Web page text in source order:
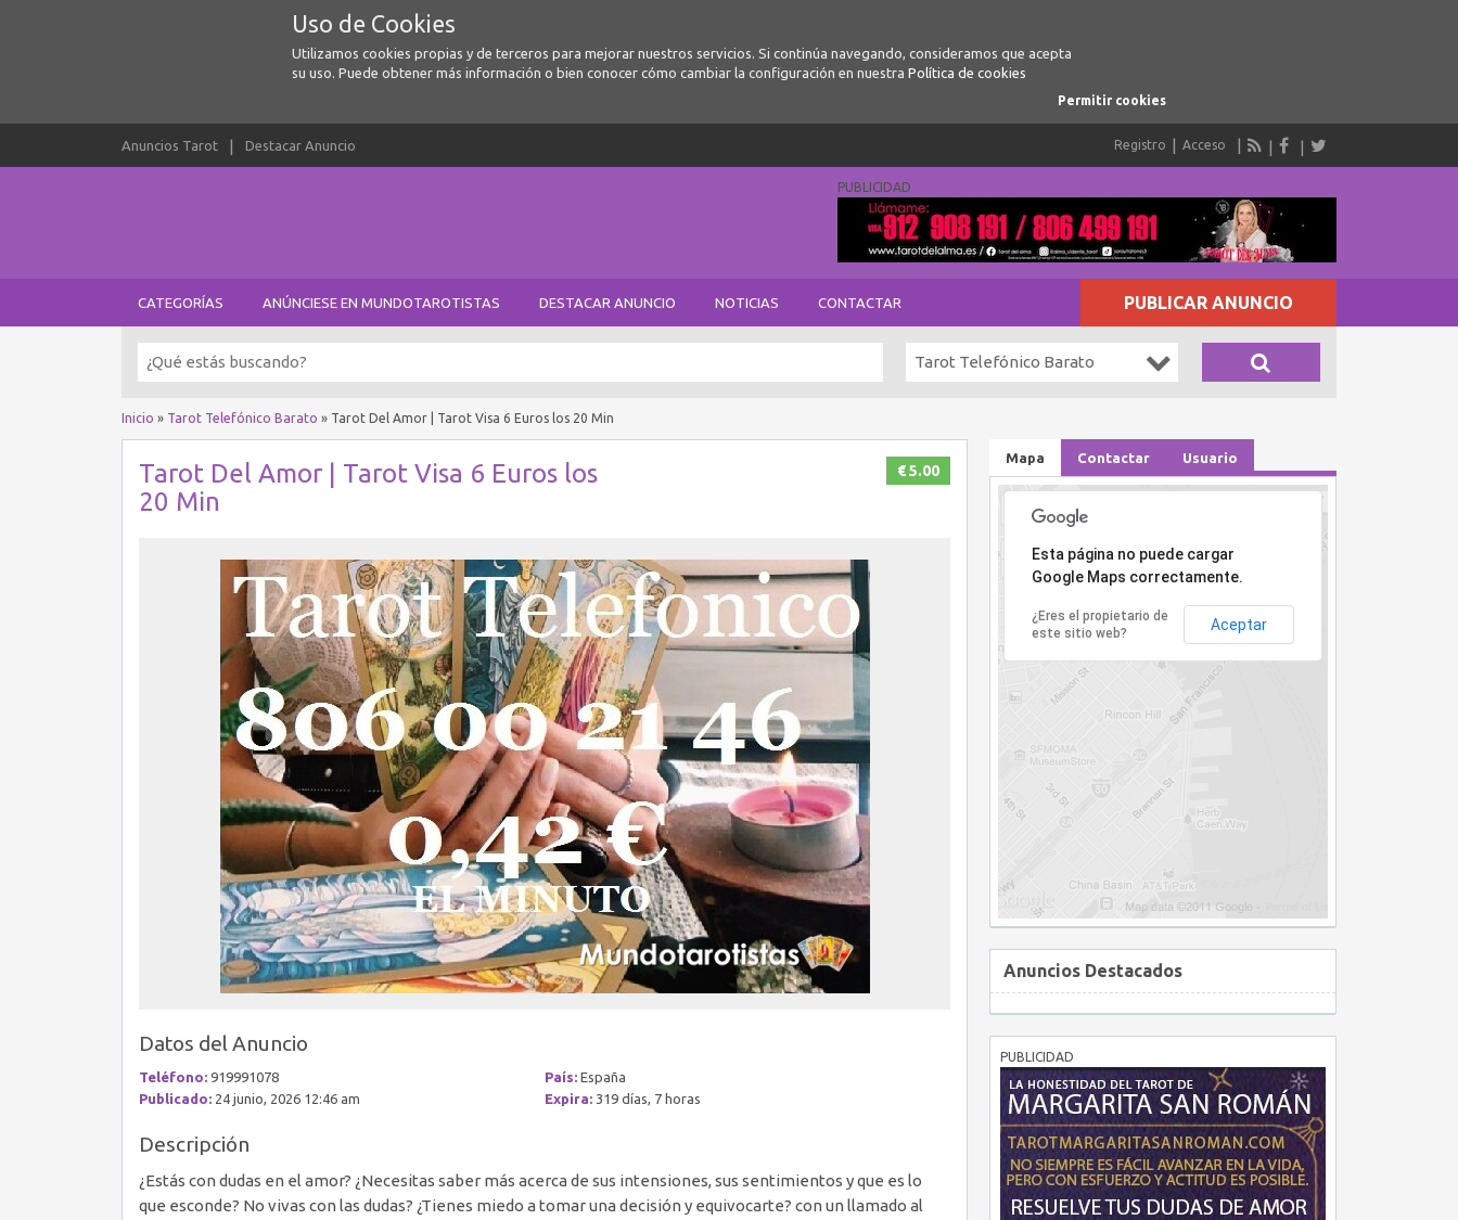
Uso de Cookies
Utilizamos cookies propias y de terceros para mejorar nuestros servicios. Si continúa navegando, consideramos que acepta
su uso. Puede obtener más información o bien conocer cómo cambiar la configuración en nuestra Política de cookies
Permitir cookies
Anuncios Tarot Destacar Anuncio Registro Acceso
PUBLICIDAD
CATEGORÍAS ANÚNCIESE EN MUNDOTAROTISTAS DESTACAR ANUNCIO NOTICIAS CONTACTAR PUBLICAR ANUNCIO
Tarot Telefónico Barato
Inicio » Tarot Telefónico Barato » Tarot Del Amor | Tarot Visa 6 Euros los 20 Min
€ 5.00
Tarot Del Amor | Tarot Visa 6 Euros los
20 Min
Datos del Anuncio
Teléfono: 919991078 País: España
Publicado: 24 junio, 2026 12:46 am Expira: 319 días, 7 horas
Descripción
¿Estás con dudas en el amor? ¿Necesitas saber más acerca de sus intensiones, sus sentimientos y que es lo
que esconde? No vivas con las dudas? ¿Tienes miedo a tomar una decisión y equivocarte? con un llamado al
Mapa Contactar Usuario
Lo sentimos, la dirección no ha sido encontrada.
Esta página no puede cargar
Google Maps correctamente.
¿Eres el propietario de
este sitio web?
Aceptar
Anuncios Destacados
PUBLICIDAD